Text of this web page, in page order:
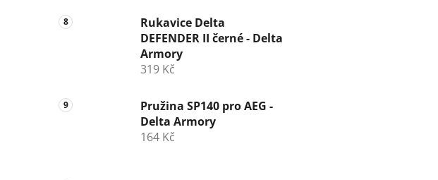
Rukavice Delta
DEFENDER II černé - Delta
Armory
319 Kč
Pružina SP140 pro AEG -
Delta Armory
164 Kč